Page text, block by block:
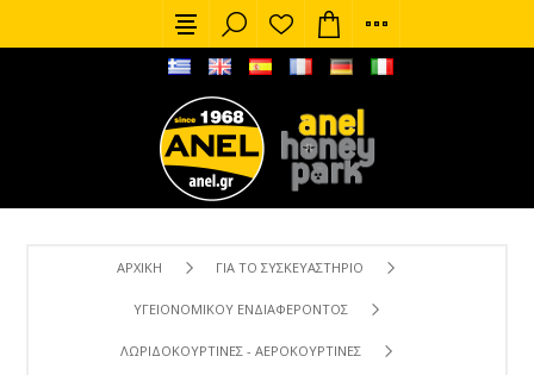
ΑΡΧΙΚΉ ΓΙΑ ΤΟ ΣΥΣΚΕΥΑΣΤΉΡΙΟ
ΥΓΕΙΟΝΟΜΙΚΟΎ ΕΝΔΙΑΦΈΡΟΝΤΟΣ
ΛΩΡΙΔΟΚΟΥΡΤΊΝΕΣ - ΑΕΡΟΚΟΥΡΤΊΝΕΣ